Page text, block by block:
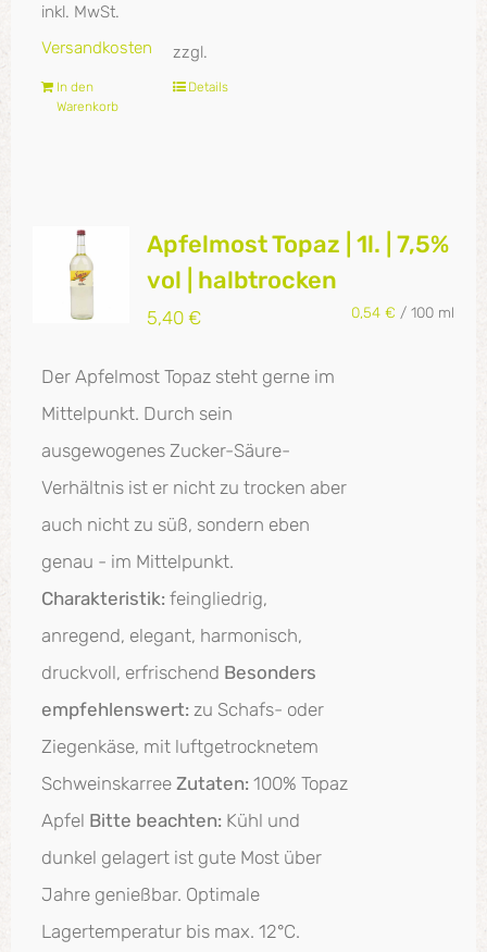
inkl. MwSt.
zzgl.
Versandkosten
In den
Warenkorb
Details
Apfelmost Topaz | 1l. | 7,5%
vol | halbtrocken
5,40 € 0,54 € / 100 ml
Der Apfelmost Topaz steht gerne im
Mittelpunkt. Durch sein
ausgewogenes Zucker-Säure-
Verhältnis ist er nicht zu trocken aber
auch nicht zu süß, sondern eben
genau - im Mittelpunkt.
Charakteristik: feingliedrig,
anregend, elegant, harmonisch,
druckvoll, erfrischend Besonders
empfehlenswert: zu Schafs- oder
Ziegenkäse, mit luftgetrocknetem
Schweinskarree Zutaten: 100% Topaz
Apfel Bitte beachten: Kühl und
dunkel gelagert ist gute Most über
Jahre genießbar. Optimale
Lagertemperatur bis max. 12°C.